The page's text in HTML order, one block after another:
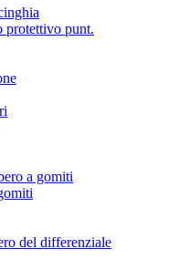
protettivo punt.
a gomiti
del differenziale